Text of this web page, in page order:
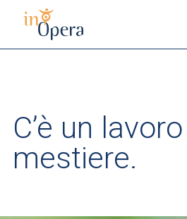
C’è un
mestiere.